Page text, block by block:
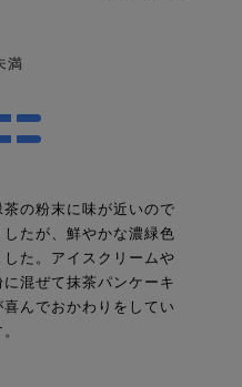
満
の粉末に味が近いので
たが、鮮やかな濃緑色
た。アイスクリームや
混ぜて抹茶パンケーキ
んでおかわりをしてい